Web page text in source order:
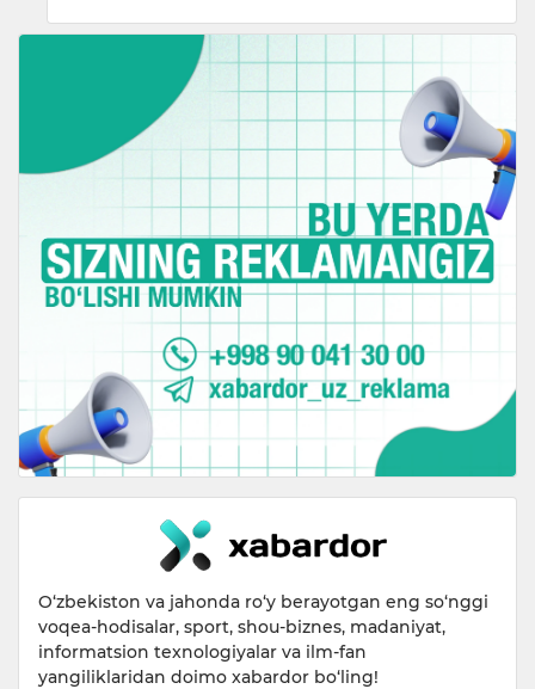
O‘zbekiston va jahonda ro‘y berayotgan eng so‘nggi
voqea-hodisalar, sport, shou-biznes, madaniyat,
informatsion texnologiyalar va ilm-fan
yangiliklaridan doimo xabardor bo‘ling!